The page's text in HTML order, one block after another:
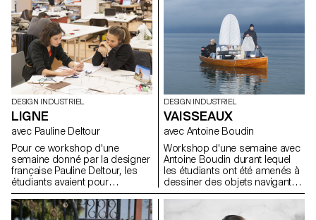
les avoir analysés et observés,
ils ont imaginé toutes sortes de
jeux et jouets avec pour seule
consigne, Have fun!
DESIGN INDUSTRIEL
LIGNE
avec Pauline Deltour
Pour ce workshop d'une
semaine donné par la designer
française Pauline Deltour, les
étudiants avaient pour
consigne d'utiliser la ligne
comme point de départ pour
mettre en forme et en volume
DESIGN INDUSTRIEL
VAISSEAUX
avec Antoine Boudin
Workshop d'une semaine avec
Antoine Boudin durant lequel
les étudiants ont été amenés à
dessiner des objets navigants
avec une propulsion à voile.
hybrides entre le jouet et la